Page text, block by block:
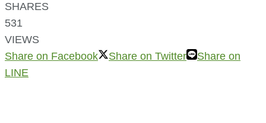
SHARES
531
VIEWS
Share on Facebook
Share on Twitter
Share on
LINE